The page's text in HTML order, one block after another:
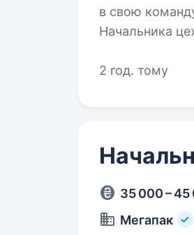
в свою
Начальника
2 год. тому
35 000 – 45
Мегапак